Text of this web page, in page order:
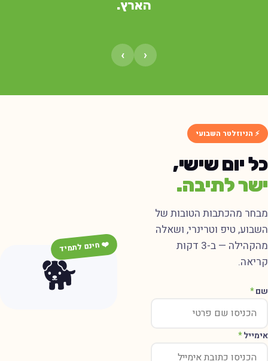
הארץ.
‹
›
⚡ הניוזלטר השבועי
כל יום שישי,
ישר לתיבה.
מבחר מהכתבות הטובות של
השבוע, טיפ וטרינרי, ושאלה
מהקהילה — ב-3 דקות
קריאה.
שם*
אימייל*
🐕
❤️ חינם לתמיד